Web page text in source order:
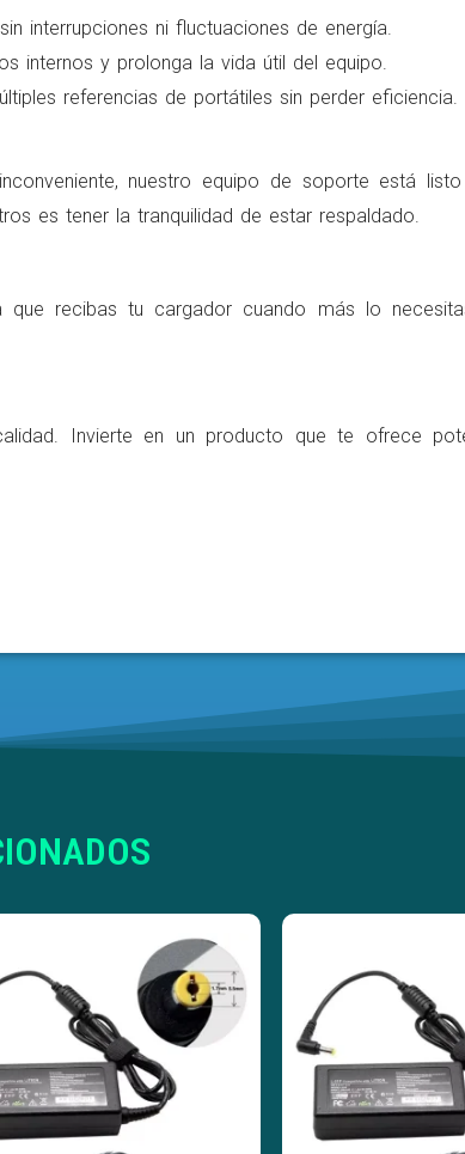
interrupciones ni fluctuaciones de energía.
internos y prolonga la vida útil del equipo.
referencias de portátiles sin perder eficiencia.
nuestro equipo de soporte está
es tener la tranquilidad de estar respaldado.
recibas tu cargador cuando más lo
Invierte en un producto que te ofrece